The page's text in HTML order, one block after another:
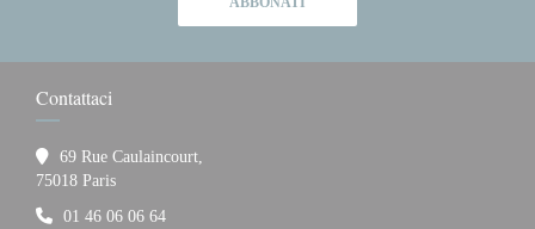
Contattaci
69 Rue Caulaincourt,
75018 Paris((apre una nuova finestra))
01 46 06 06 64